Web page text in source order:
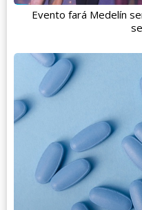
Evento fará Medelín